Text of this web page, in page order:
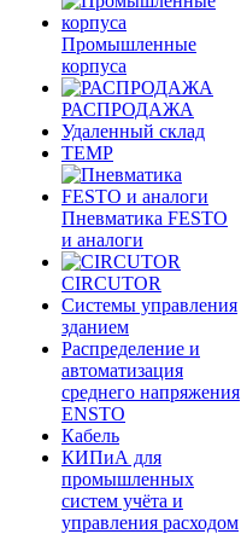
Промышленные
корпуса
РАСПРОДАЖА
Удаленный склад
TEMP
Пневматика FESTO
и аналоги
CIRCUTOR
Системы управления
зданием
Распределение и
автоматизация
среднего напряжения
ENSTO
Кабель
КИПиА для
промышленных
систем учёта и
управления расходом